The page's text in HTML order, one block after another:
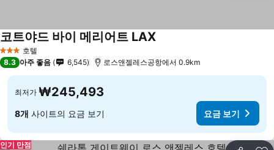
3 성급 호텔
코트야드 바이 메리어트 LAX
8.3 아주 좋음 6,545 로스앤젤레스공항에서 0.9km
최저가 ₩245,493
8개 사이트의 요금 보기 요금 보기
인기 만점